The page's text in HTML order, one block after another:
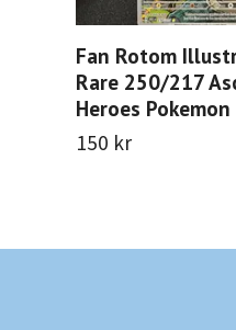
Fan Rotom
Rare 250/217
Heroes Pokemon
150 kr